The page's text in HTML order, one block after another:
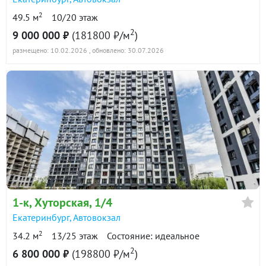
49.5 м2 10/20 этаж
9 000 000 ₽ (181800 ₽/м2)
размещено: 10.02.2026 , обновлено: 30.07.2026
1-к, Хуторская, 1/4
Екатеринбург,Автовокзал
34.2 м2 13/25 этаж Состояние: идеальное
6 800 000 ₽ (198800 ₽/м2)